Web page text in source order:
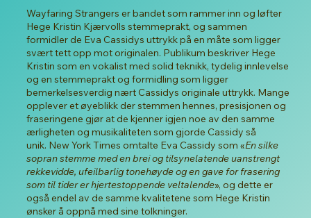
Wayfaring Strangers er bandet som rammer inn og løfter
Hege Kristin Kjærvolls stemmeprakt, og sammen
formidler de Eva Cassidys uttrykk på en måte som ligger
svært tett opp mot originalen. Publikum beskriver Hege
Kristin som en vokalist med solid teknikk, tydelig innlevelse
og en stemmeprakt og formidling som ligger
bemerkelsesverdig nært Cassidys originale uttrykk. Mange
opplever et øyeblikk der stemmen hennes, presisjonen og
fraseringene gjør at de kjenner igjen noe av den samme
ærligheten og musikaliteten som gjorde Cassidy så
unik. New York Times omtalte Eva Cassidy som «En silke
sopran stemme med en brei og tilsynelatende uanstrengt
rekkevidde, ufeilbarlig tonehøyde og en gave for frasering
som til tider er hjertestoppende veltalende», og dette er
også endel av de samme kvalitetene som Hege Kristin
ønsker å oppnå med sine tolkninger.